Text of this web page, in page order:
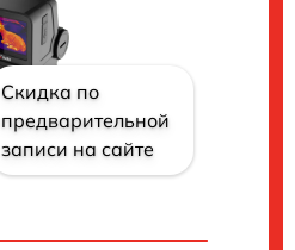
Скидка по
предварительной
записи на сайте